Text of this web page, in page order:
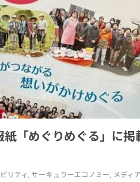
「めぐりめぐる」に掲
ティ, サーキュラーエコノミー, メディ